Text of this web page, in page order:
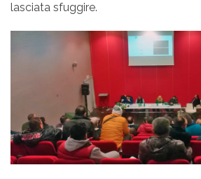
lasciata sfuggire.